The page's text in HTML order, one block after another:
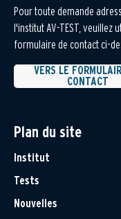
Pour toute demande
l'institut AV-TEST, veuillez
formulaire de contact ci-
VERS LE
CONTACT
Plan du site
Institut
Tests
Nouvelles